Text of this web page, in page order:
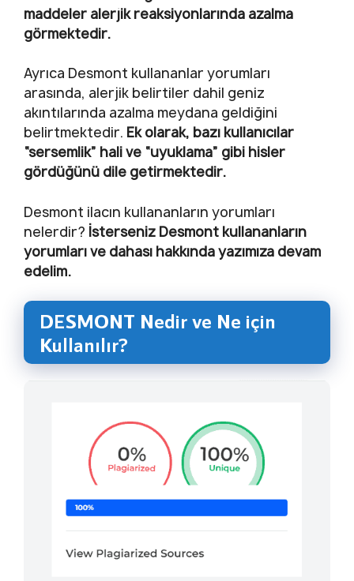
maddeler alerjik reaksiyonlarında azalma
görmektedir.
Ayrıca Desmont kullananlar yorumları
arasında, alerjik belirtiler dahil geniz
akıntılarında azalma meydana geldiğini
belirtmektedir. Ek olarak, bazı kullanıcılar
“sersemlik” hali ve “uyuklama” gibi hisler
gördüğünü dile getirmektedir.
Desmont ilacın kullananların yorumları
nelerdir? İsterseniz Desmont kullananların
yorumları ve dahası hakkında yazımıza devam
edelim.
DESMONT Nedir ve Ne için
Kullanılır?